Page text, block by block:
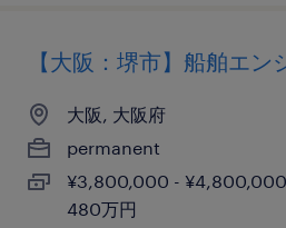
【大阪：堺市】船舶エン
大阪, 大阪府
permanent
¥3,800,000 - ¥4,800,000
480万円